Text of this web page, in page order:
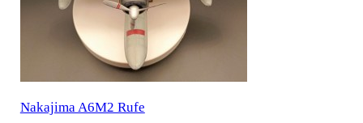
Nakajima A6M2 Rufe